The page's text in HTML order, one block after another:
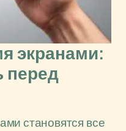
экранами:
перед
становятся все